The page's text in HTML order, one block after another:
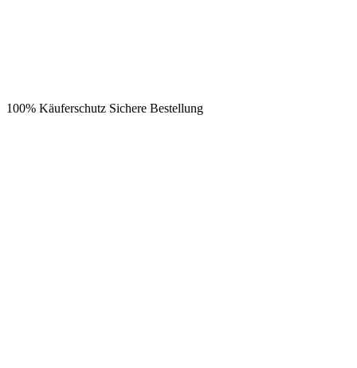
100% Käuferschutz Sichere Bestellung